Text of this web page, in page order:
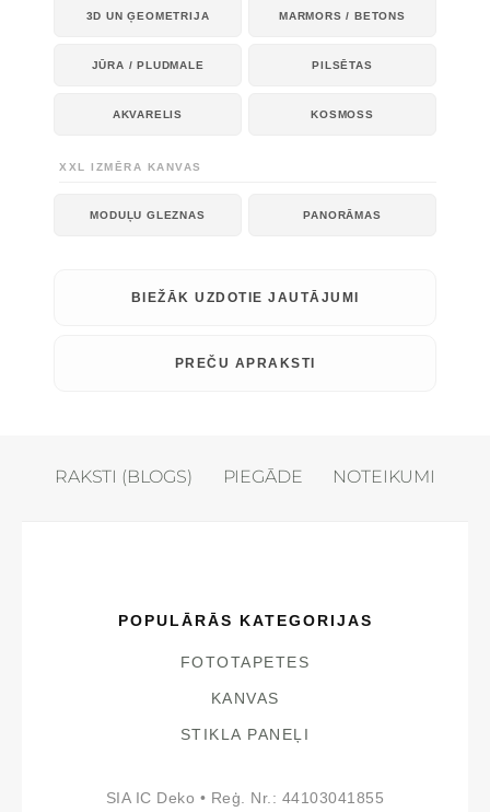
3D UN ĢEOMETRIJA MARMORS / BETONS
JŪRA / PLUDMALE PILSĒTAS
AKVARELIS KOSMOSS
XXL IZMĒRA KANVAS
MODUĻU GLEZNAS PANORĀMAS
BIEŽĀK UZDOTIE JAUTĀJUMI
PREČU APRAKSTI
RAKSTI (BLOGS) PIEGĀDE NOTEIKUMI
POPULĀRĀS KATEGORIJAS
FOTOTAPETES
KANVAS
STIKLA PANEĻI
SIA IC Deko • Reģ. Nr.: 44103041855